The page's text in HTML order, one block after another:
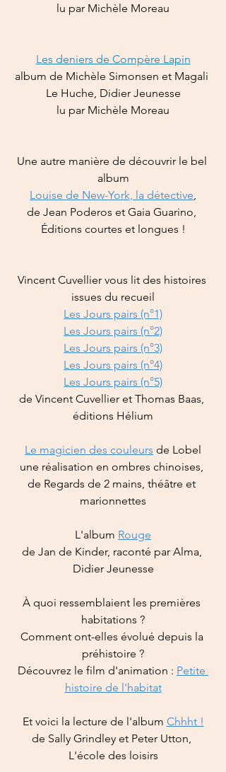
lu par Michèle Moreau
Les deniers de Compère Lapin
album de Michèle Simonsen et Magali
Le Huche, Didier Jeunesse
lu par Michèle Moreau
Une autre manière de découvrir le bel
album
Louise de New-York, la détective,
de Jean Poderos et Gaia Guarino,
Éditions courtes et longues !
Vincent Cuvellier vous lit des histoires
issues du recueil
Les Jours pairs (n°1)
Les Jours pairs (n°2)
Les Jours pairs (n°3)
Les Jours pairs (n°4)
Les Jours pairs (n°5)
de Vincent Cuvellier et Thomas Baas,
éditions Hélium
Le magicien des couleurs de Lobel
une réalisation en ombres chinoises,
de Regards de 2 mains, théâtre et
marionnettes
L'album Rouge
de Jan de Kinder, raconté par Alma,
Didier Jeunesse
À quoi ressemblaient les premières
habitations ?
Comment ont-elles évolué depuis la
préhistoire ?
Découvrez le film d'animation : Petite
histoire de l'habitat
Et voici la lecture de l'album Chhht !
de Sally Grindley et Peter Utton,
L'école des loisirs